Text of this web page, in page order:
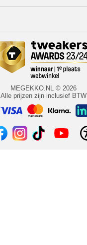
MEGEKKO.NL © 2026
Alle prijzen zijn inclusief BTW